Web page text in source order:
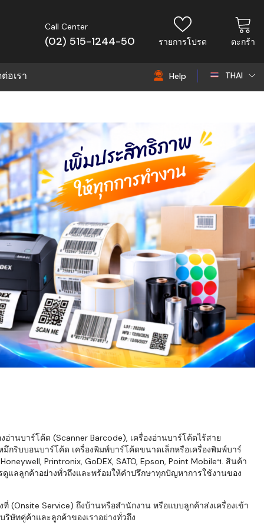
Call Center
(02) 515-1244-50 รายการโปรด ตะกร้า
อเรา Help THAI
EN
านบาร์โค้ด (Scanner Barcode), เครื่องอ่านบาร์โค้ดไร้สาย
กริบบอนบาร์โค้ด เครื่องพิมพ์บาร์โค้ดขนาดเล็กหรือเครื่องพิมพ์บาร์
Printronix, GoDEX, SATO, Epson, Point Mobileฯ. สินค้า
แลลูกค้าอย่างทั่วถึงและพร้อมให้คำปรึกษาทุกปัญหาการใช้งานของ
(Onsite Service) ถึงบ้านหรือสำนักงาน หรือแบบลูกค้าส่งเครื่องเข้า
ษัทคู่ค้าและลูกค้าของเราอย่างทั่วถึง